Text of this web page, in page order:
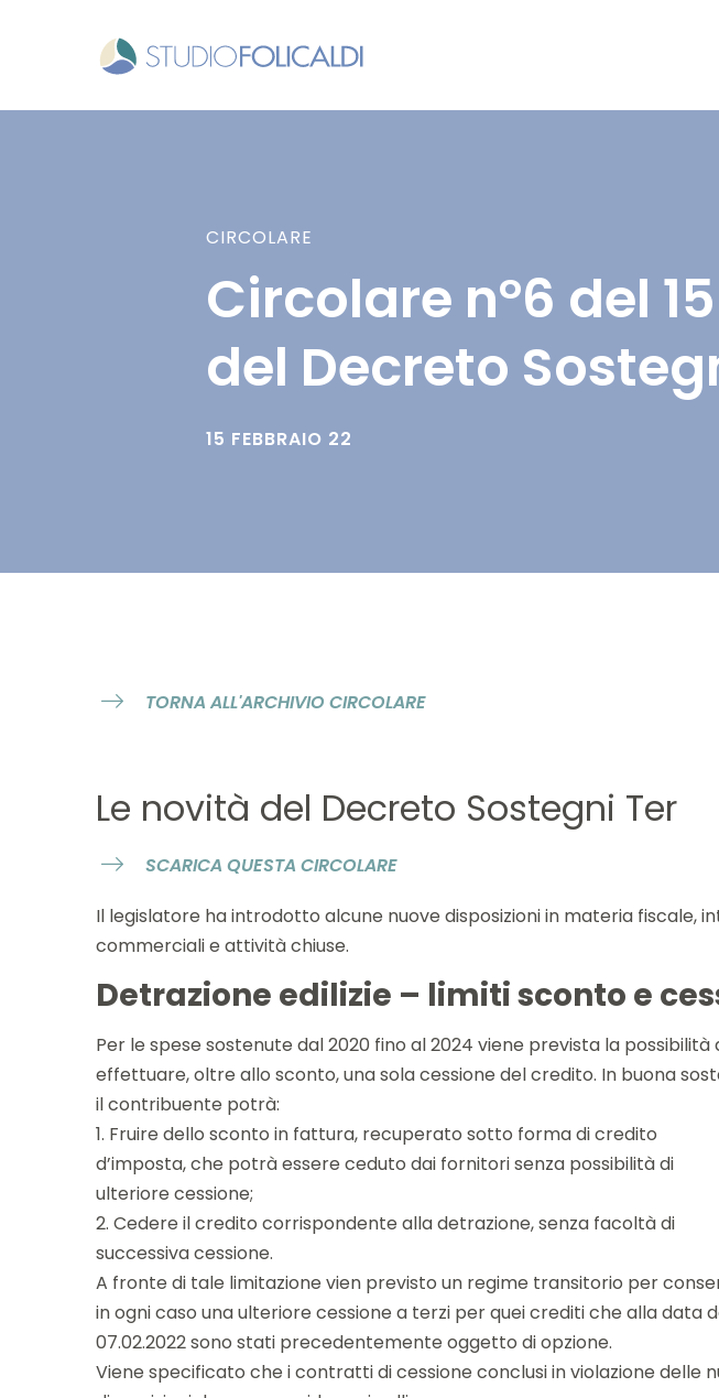
CIRCOLARE
Circolare n°6 del
del Decreto
15 FEBBRAIO 22
TORNA ALL'ARCHIVIO CIRCOLARE
Le novità del Decreto Sostegni Ter
SCARICA QUESTA CIRCOLARE
Il legislatore ha introdotto alcune nuove disposizioni in materia
commerciali e attività chiuse.
Detrazione edilizie – limiti sconto e
Per le spese sostenute dal 2020 fino al 2024 viene prevista la possibilità
effettuare, oltre allo sconto, una sola cessione del credito. In buona
il contribuente potrà:
1. Fruire dello sconto in fattura, recuperato sotto forma di credito
d’imposta, che potrà essere ceduto dai fornitori senza possibilità di
ulteriore cessione;
2. Cedere il credito corrispondente alla detrazione, senza facoltà di
successiva cessione.
A fronte di tale limitazione vien previsto un regime transitorio per
in ogni caso una ulteriore cessione a terzi per quei crediti che alla data
07.02.2022 sono stati precedentemente oggetto di opzione.
Viene specificato che i contratti di cessione conclusi in violazione delle